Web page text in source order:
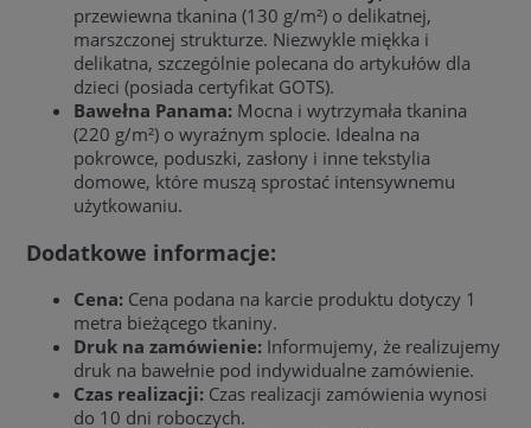
przewiewna tkanina (130 g/m²) o delikatnej,
marszczonej strukturze. Niezwykle miękka i
delikatna, szczególnie polecana do artykułów dla
dzieci (posiada certyfikat GOTS).
Bawełna Panama: Mocna i wytrzymała tkanina
(220 g/m²) o wyraźnym splocie. Idealna na
pokrowce, poduszki, zasłony i inne tekstylia
domowe, które muszą sprostać intensywnemu
użytkowaniu.
Dodatkowe informacje:
Cena: Cena podana na karcie produktu dotyczy 1
metra bieżącego tkaniny.
Druk na zamówienie: Informujemy, że realizujemy
druk na bawełnie pod indywidualne zamówienie.
Czas realizacji: Czas realizacji zamówienia wynosi
do 10 dni roboczych.